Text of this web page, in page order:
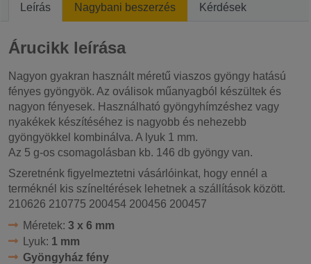
Leírás Nagybani beszerzés Kérdések
Árucikk leírása
Nagyon gyakran használt méretű viaszos gyöngy hatású
fényes gyöngyök. Az oválisok műanyagból készültek és
nagyon fényesek. Használható gyöngyhímzéshez vagy
nyakékek készítéséhez is nagyobb és nehezebb
gyöngyökkel kombinálva. A lyuk 1 mm.
Az 5 g-os csomagolásban kb. 146 db gyöngy van.
Szeretnénk figyelmeztetni vásárlóinkat, hogy ennél a
terméknél kis színeltérések lehetnek a szállítások között.
210626 210775 200454 200456 200457
Méretek: 3 x 6 mm
Lyuk: 1 mm
Gyöngyház fény